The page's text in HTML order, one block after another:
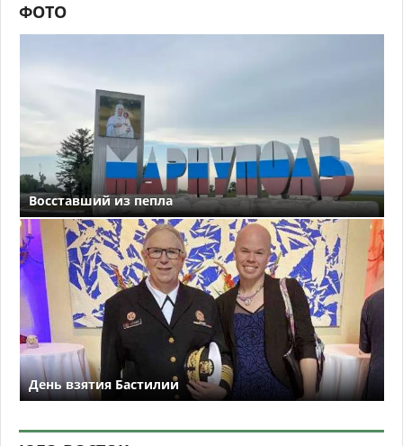
ФОТО
Восставший из пепла
День взятия Бастилии